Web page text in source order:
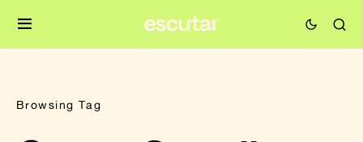
Browsing Tag